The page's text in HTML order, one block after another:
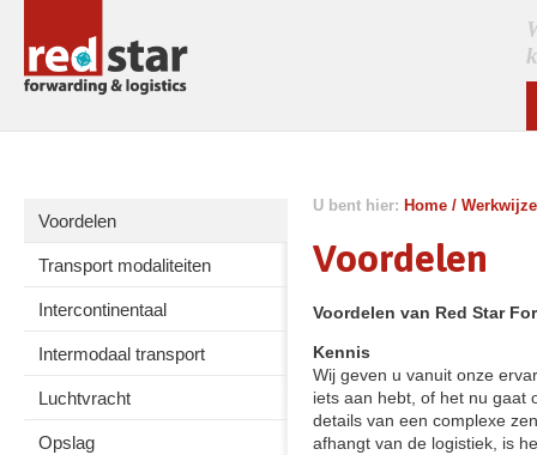
Voordelen
Transport modaliteiten
Intercontinentaal
Intermodaal transport
Luchtvracht
Opslag
U bent hier: Home / Werkwijze
Voordelen
Voordelen van Red Star
Kennis
Wij geven u vanuit onze
iets aan hebt, of het nu gaat
details van een complexe
afhangt van de logistiek, is